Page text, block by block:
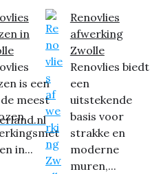
in
is een
meest
in...
Renovlies
afwerking
Zwolle
Renovlies biedt
een
uitstekende
basis voor
strakke en
moderne
muren,...